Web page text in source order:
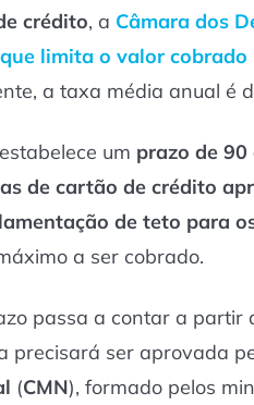
crédito, a Câmara dos
limita o valor
a taxa média anual é
um prazo de
de cartão de crédito
de teto para
a ser cobrado.
passa a contar a partir
precisará ser aprovada
(CMN), formado pelos